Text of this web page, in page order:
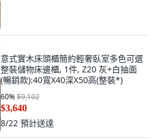
意式實木床頭櫃簡約輕奢臥室多色可選
整裝儲物床邊櫃, 1件, Z20 灰+白抽面
(暢銷款):40寬X40深X50高(整裝*)
60%$9,102
$3,640
8/22 預計送達